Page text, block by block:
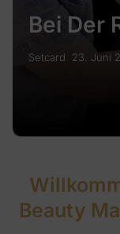
Bei Der
Setcard 23. Juni
Beauty